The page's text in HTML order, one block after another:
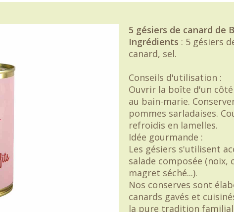
5 gésiers de canard de
Ingrédients : 5 gésiers
canard, sel.
Conseils d'utilisation :
Ouvrir la boîte d'un
au bain-marie.
pommes sarladaises.
refroidis en lamelles.
Idée gourmande :
Les gésiers s'utilisent
salade composée
magret séché...).
Nos conserves sont
canards gavés et
la pure tradition